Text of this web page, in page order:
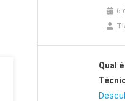
6
Qual